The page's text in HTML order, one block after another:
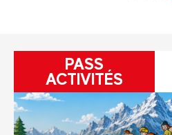
PASS
ACTIVITÉS